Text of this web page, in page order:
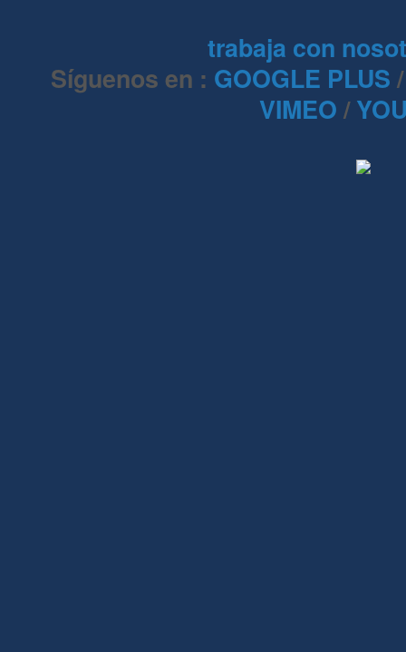
trabaja con
Síguenos en : GOOGLE PLUS
VIMEO /